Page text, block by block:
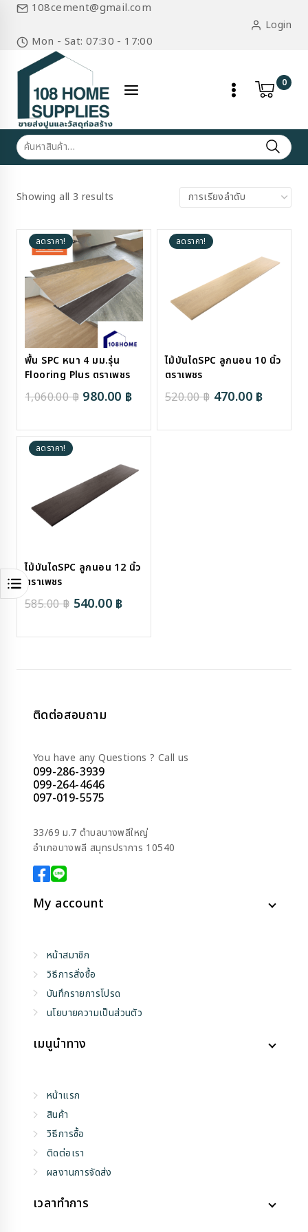
Skip
content
108cement@gmail.com
Mon - Sat: 07:30 - 17:00
Login
0
ค้นหา:
Showing all 3 results
ลดราคา!
พื้น SPC หนา 4 มม.รุ่น
Flooring Plus ตราเพชร
1,060.00฿ Original
was:
980.00 ฿Current
is:
ลดราคา!
ไม้บันไดSPC ลูกนอน 10 นิ้ว
ตราเพชร
520.00฿ Original
was:
470.00 ฿
is:
ลดราคา!
ไม้บันไดSPC ลูกนอน 12 นิ้ว
ตราเพชร
585.00฿ Original
was:
540.00 ฿Current
is:
ติดต่อสอบถาม
You have any Questions ? Call us
099-286-3939
099-264-4646
097-019-5575
33/69 ม.7 ตำบลบางพลีใหญ่
อำเภอบางพลี สมุทรปราการ 10540
My account
หน้าสมาชิก
วิธีการสั่งซื้อ
บันทึกรายการโปรด
นโยบายความเป็นส่วนตัว
เมนูนำทาง
หน้าแรก
สินค้า
วิธีการซื้อ
ติดต่อเรา
ผลงานการจัดส่ง
เวลาทำการ